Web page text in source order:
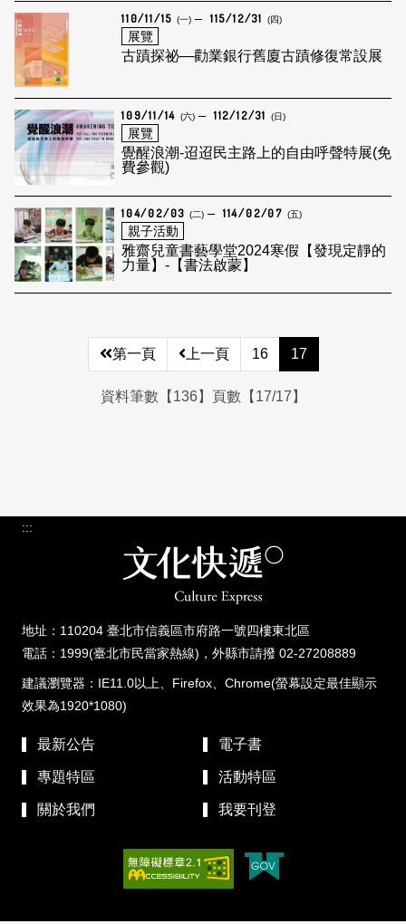
110/11/15 (一) 115/12/31 (四)
展覽
古蹟探祕—勸業銀行舊廈古蹟修復常設展
109/11/14 (六) 112/12/31 (日)
展覽
覺醒浪潮-迢迢民主路上的自由呼聲特展(免
費參觀)
104/02/03 (二) 114/02/07 (五)
親子活動
雅齋兒童書藝學堂2024寒假【發現定靜的
力量】-【書法啟蒙】
第一頁 上一頁 16 17
資料筆數【136】頁數【17/17】
:::
地址：110204 臺北市信義區市府路一號四樓東北區
電話：1999(臺北市民當家熱線)，外縣市請撥 02-27208889
建議瀏覽器：IE11.0以上、Firefox、Chrome(螢幕設定最佳顯示
效果為1920*1080)
最新公告 電子書
專題特區 活動特區
關於我們 我要刊登